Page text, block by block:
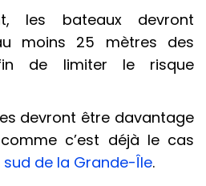
les bateaux devront
moins 25 mètres des
de limiter le risque
devront être davantage
c’est déjà le cas
sud de la Grande-Île.